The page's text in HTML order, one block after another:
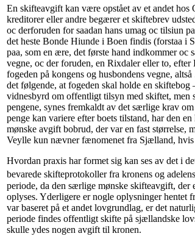
En skifteavgift kan være opstået av et andet hos
kreditorer eller andre begærer et skiftebrev
oc derforuden for saadan hans umag oc tilsiun
det heste Bonde Hiunde i Boen findis (forstaa i
paa, som en ære, det første hand indkommer oc
vegne, oc der foruden, en Rixdaler eller to,
fogeden på kongens og husbondens vegne,
det følgende, at fogeden skal holde en
vidnesbyrd om offentligt tilsyn med skiftet, men
pengene, synes fremkaldt av det særlige krav
penge kan variere efter boets tilstand, har den
mønske avgift bobrud, der var en fast størrelse,
Veylle kun nævner fænomenet fra Sjælland, hvis
Hvordan praxis har formet sig kan ses av det i
bevarede skifteprotokoller fra kronens og
periode, da den særlige mønske skifteavgift, der
oplyses. Yderligere er nogle oplysninger hentet
var baseret på et andet lovgrundlag, er det
periode findes offentligt skifte på sjællandske
skulle ydes nogen avgift til kronen.